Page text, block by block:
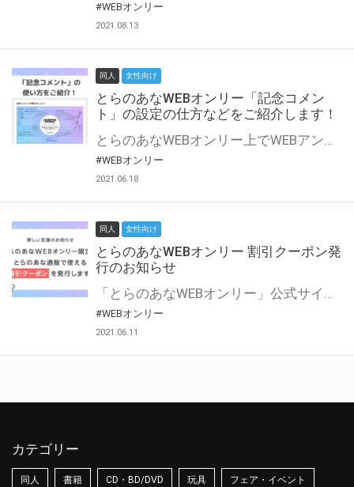
#WEBオンリー
2021.08.13
同人 女性向け
とらのあなWEBオンリー「記念コメン
ト」の設定の仕方などをご紹介します！
とらのあなWEBオンリー上でWEBアンソロジーが作成できる「記念コメント」について、その使い方や作成手順を解説します！ 支援タイプを「サークル参加型」「サークル参加型・マルシェ(イベント会場)機能付き」でお申し込みいただいている主催者様はぜひご活用ください♪ とらのあなWEBオンリーサイトはこちら
#WEBオンリー
2021.06.18
同人 女性向け
とらのあなWEBオンリー 割引クーポン発
行のお知らせ
「とらのあなWEBオンリー」公式サイトでとらのあな通販の「割引クーポン」を配布中！ イベントごとに開催当日限定で使える割引クーポンのシリアルコードを発行します。 とらのあなWEBオンリーのページをチェックして、イベント当日にお得にお買い物を楽しみましょう♪ ※本キャンペーンは予告なく終了する場合がございます。 とらのあなWEBオンリーサイトはこちら
#WEBオンリー
2021.06.11
カテゴリー
同人 書籍 CD・BD/DVD 玩具 フェア・イベント